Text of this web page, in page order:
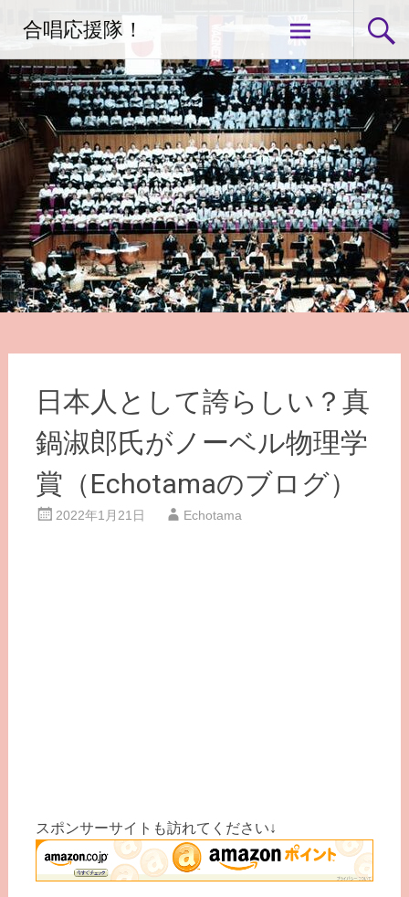
ン
ツ
へ
ス
合唱応援隊！
日本人として誇らしい？真
鍋淑郎氏がノーベル物理学
賞（Echotamaのブログ）
2022年1月21日 Echotama
スポンサーサイトも訪れてください↓